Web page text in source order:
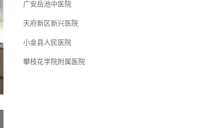
广安岳池中医院
天府新区新兴医院
小金县人民医院
攀枝花学院附属医院